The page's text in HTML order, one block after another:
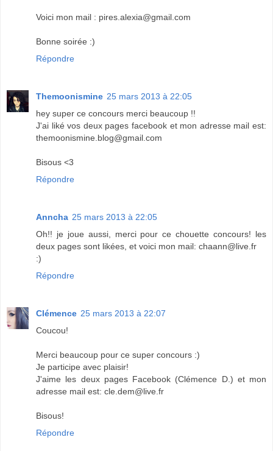
Voici mon mail : pires.alexia@gmail.com
Bonne soirée :)
Répondre
Themoonismine 25 mars 2013 à 22:05
hey super ce concours merci beaucoup !!
J'ai liké vos deux pages facebook et mon adresse mail est:
themoonismine.blog@gmail.com
Bisous <3
Répondre
Anncha 25 mars 2013 à 22:05
Oh!! je joue aussi, merci pour ce chouette concours! les
deux pages sont likées, et voici mon mail: chaann@live.fr
:)
Répondre
Clémence 25 mars 2013 à 22:07
Coucou!
Merci beaucoup pour ce super concours :)
Je participe avec plaisir!
J'aime les deux pages Facebook (Clémence D.) et mon
adresse mail est: cle.dem@live.fr
Bisous!
Répondre